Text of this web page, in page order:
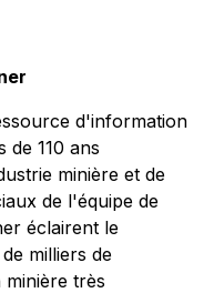
d'information
de 110 ans
minière et de
de l'équipe de
éclairent le
milliers de
très